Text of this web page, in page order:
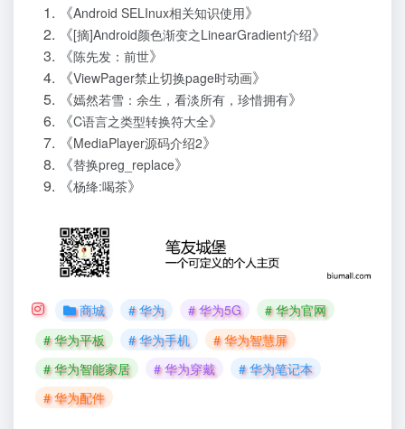
《Android SELInux相关知识使用》
《[摘]Android颜色渐变之LinearGradient介绍》
《陈先发：前世》
《ViewPager禁止切换page时动画》
《嫣然若雪：余生，看淡所有，珍惜拥有》
《C语言之类型转换符大全》
《MediaPlayer源码介绍2》
《替换preg_replace》
《杨绛:喝茶》
商城 # 华为 # 华为5G
# 华为官网
# 华为平板
# 华为手机
# 华为智慧屏
# 华为智能家居
# 华为穿戴
# 华为笔记本
# 华为配件